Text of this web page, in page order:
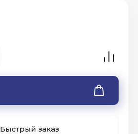
Быстрый заказ